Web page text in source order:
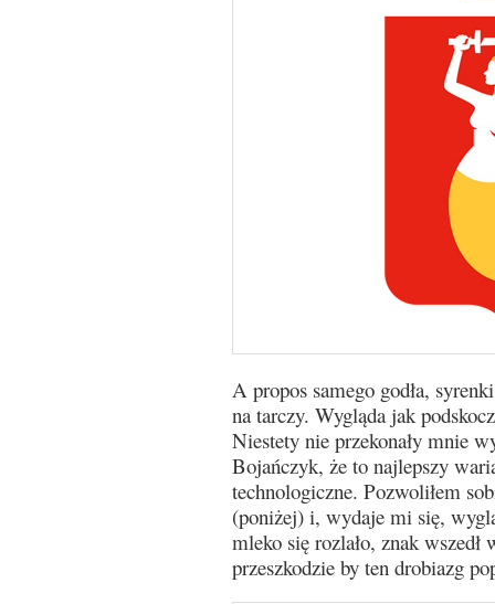
A propos samego godła,
na tarczy. Wygląda jak
Niestety nie przekonały mnie
Bojańczyk, że to najlepszy
technologiczne. Pozwoliłem
(poniżej) i, wydaje mi się,
mleko się rozlało, znak
przeszkodzie by ten drobiazg